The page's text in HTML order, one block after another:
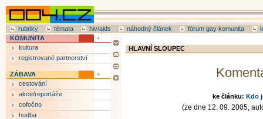
rubriky témata hiv/aids náhodný článek fórum gay komunita
HLAVNÍ SLOUPEC
ke článku: Kdo
(ze dne 12. 09. 2005,
KOMUNITA
kultura
registrované partnerství
ZÁBAVA
cestování
akce/reportáže
cofočno
hudba